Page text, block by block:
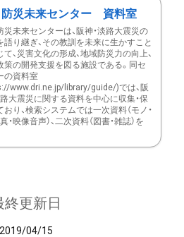
防災未来センター 資料室
災未来センターは、阪神・淡路大震災の
語り継ぎ、その教訓を未来に生かすこと
て、災害文化の形成、地域防災力の向上、
策の開発支援を図る施設である。同セ
の資料室
www.dri.ne.jp/library/guide/)では、阪
路大震災に関する資料を中心に収集・保
おり、検索システムでは一次資料（モノ・
・映像音声）、二次資料（図書・雑誌）を
終更新日
2019/04/15